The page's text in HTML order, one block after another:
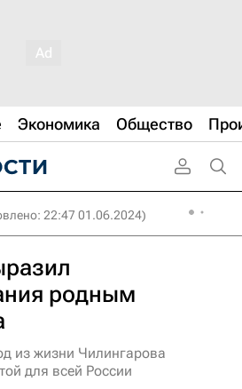
Экономика Общество
22:47 01.06.2024)
родным
из жизни Чилингарова
для всей России